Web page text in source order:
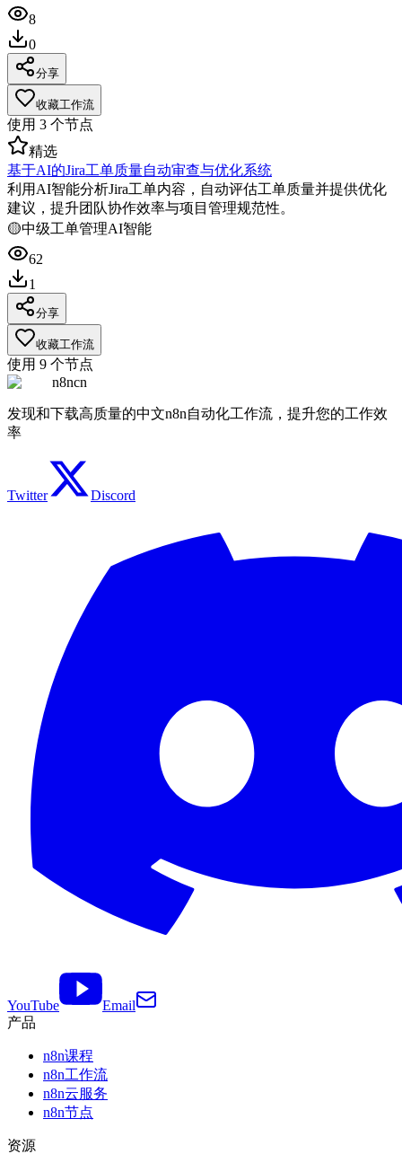
8
0
分享
收藏工作流
使用 3 个节点
精选
基于AI的Jira工单质量自动审查与优化系统
利用AI智能分析Jira工单内容，自动评估工单质量并提供优化
建议，提升团队协作效率与项目管理规范性。
🟡中级工单管理AI智能
62
1
分享
收藏工作流
使用 9 个节点
n8ncn
发现和下载高质量的中文n8n自动化工作流，提升您的工作效
率
Twitter Discord
YouTube
Email
产品
n8n课程
n8n工作流
n8n云服务
n8n节点
资源